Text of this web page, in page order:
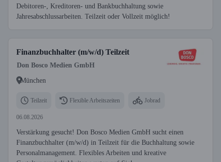
Debitoren-, Kreditoren- und Bankbuchhaltung sowie
Jahresabschlussarbeiten. Teilzeit oder Vollzeit möglich!
Finanzbuchhalter (m/w/d) Teilzeit
Don Bosco Medien GmbH
München
Teilzeit Flexible Arbeitszeiten Jobrad
06.08.2026
Verstärkung gesucht! Don Bosco Medien GmbH sucht einen
Finanzbuchhalter (m/w/d) in Teilzeit für die Buchhaltung sowie
Personalmanagement. Flexibles Arbeiten und kreative